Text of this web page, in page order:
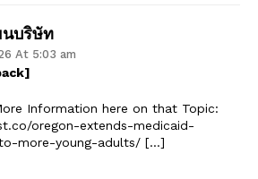
นบริษัท
At 5:03 am
Information here on that Topic:
oregon-extends-medicaid-
more-young-adults/ […]